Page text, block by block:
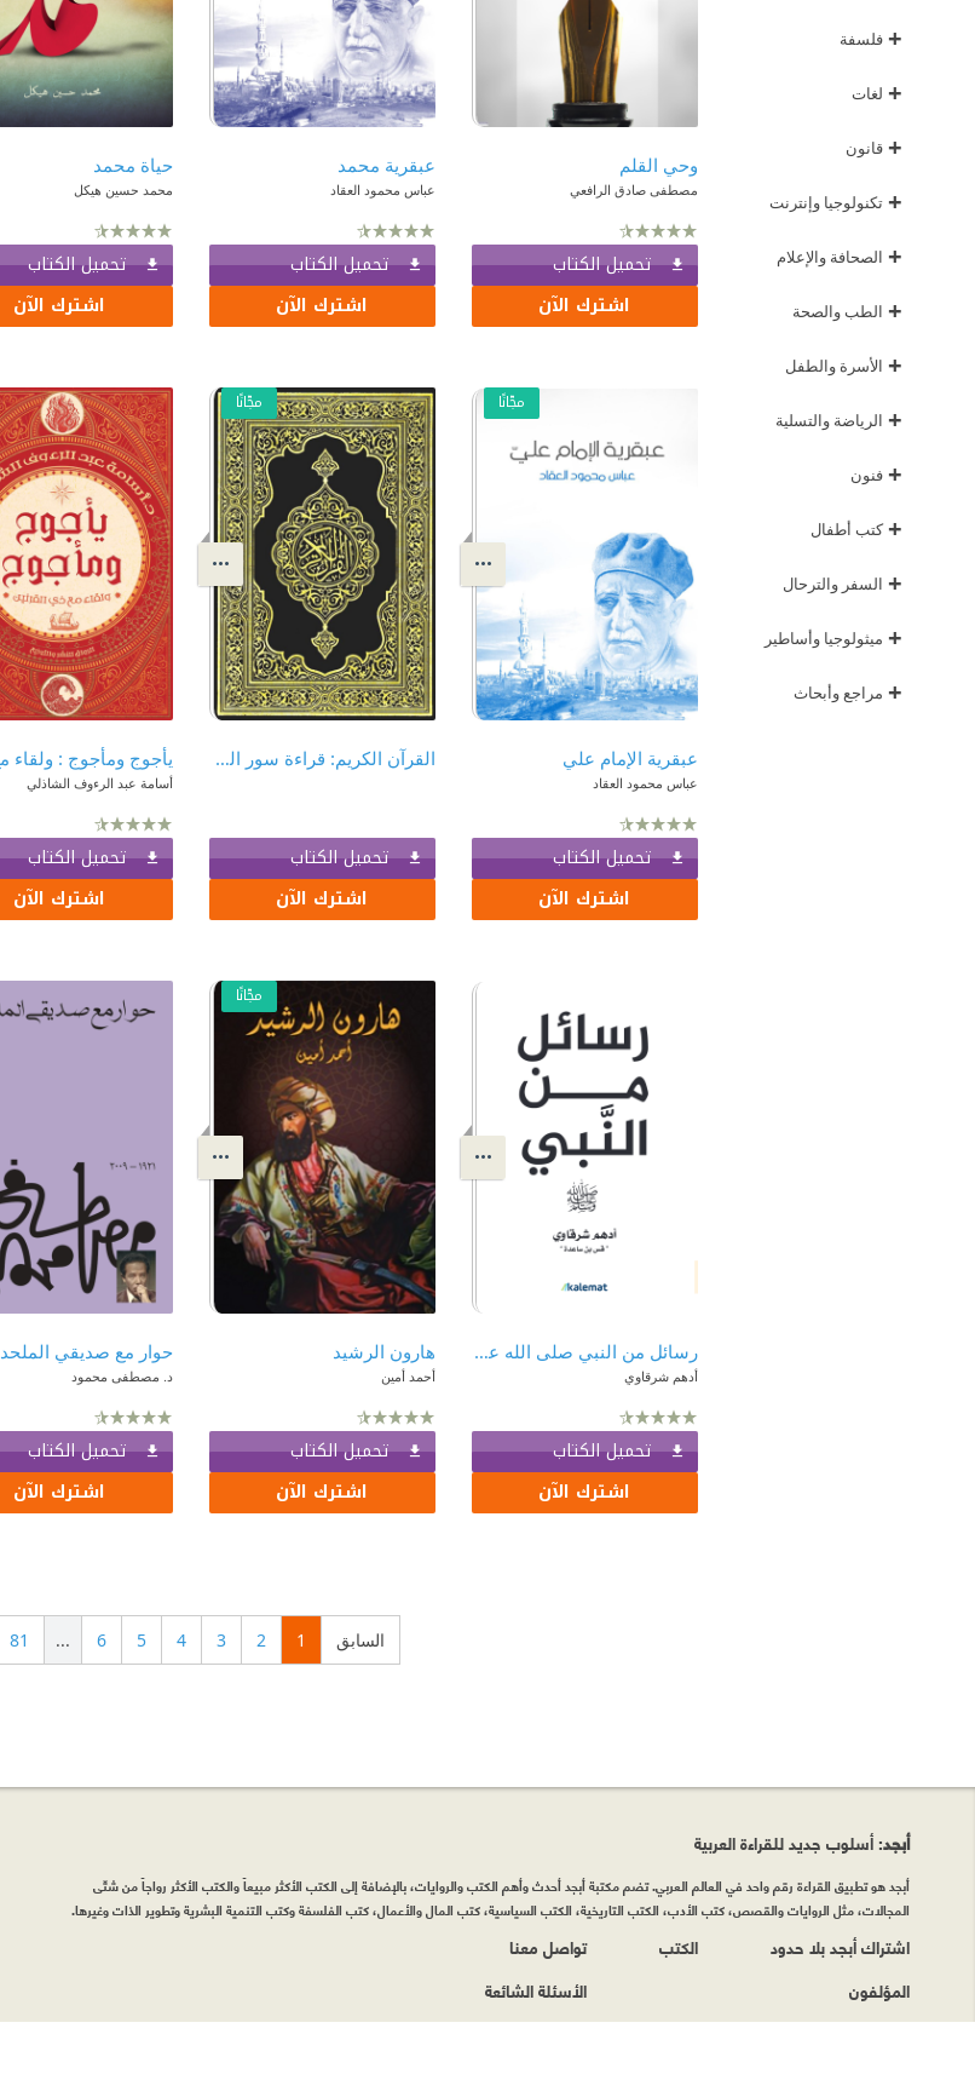
+ فلسفة
+ لغات
+ قانون
+ تكنولوجيا وإنترنت
+ الصحافة والإعلام
+ الطب والصحة
+ الأسرة والطفل
+ الرياضة والتسلية
+ فنون
+كتب أطفال
+ السفر والترحال
+ ميثولوجيا وأساطير
+ مراجع وأبحاث
وحي القلم
مصطفى صادق الرافعي
تحميل الكتاب
اشترك الآن
عبقرية محمد
عباس محمود العقاد
تحميل الكتاب
اشترك الآن
حياة محمد
محمد حسين هيكل
تحميل الكتاب
اشترك الآن
عبقرية الإمام علي
عباس محمود العقاد
تحميل الكتاب
مجّانًا
اشترك الآن
القرآن الكريم: قراءة سور القرآن الكريم كاملاً
تحميل الكتاب
مجّانًا
اشترك الآن
أسامة عبد الرءوف الشاذلي
تحميل الكتاب
اشترك الآن
رسائل من النبي صلى الله عليه وسلم
أدهم شرقاوي
تحميل الكتاب
اشترك الآن
هارون الرشيد
أحمد أمين
تحميل الكتاب
مجّانًا
اشترك الآن
حوار مع صديقي الملحد
د. مصطفى محمود
تحميل الكتاب
اشترك الآن
السابق 1
2
3
4
5
6
...
81
أبجد: أسلوب جديد للقراءة العربية
أبجد هو تطبيق القراءة رقم واحد في العالم العربي. تضم مكتبة أبجد أحدث وأهم الكتب والروايات، بالإضافة إلى الكتب الأكثر مبيعاً والكتب الأكثر رواجاً من شتّى
المجالات، مثل الروايات والقصص، كتب الأدب، الكتب التاريخية، الكتب السياسية، كتب المال والأعمال، كتب الفلسفة وكتب التنمية البشرية وتطوير الذات وغيرها.
اشتراك أبجد بلا حدود
المؤلفون
الكتب
تواصل معنا
الأسئلة الشائعة